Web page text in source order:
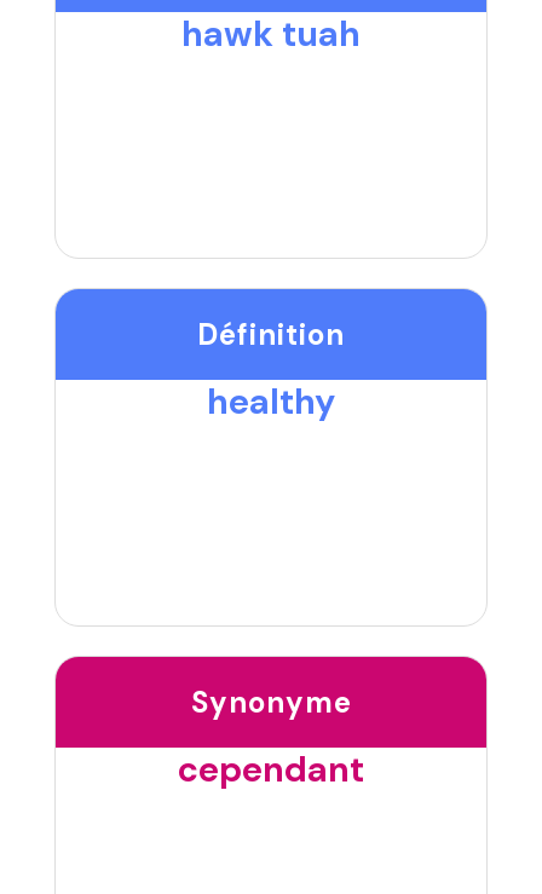
hawk tuah
Définition
healthy
Synonyme
cependant